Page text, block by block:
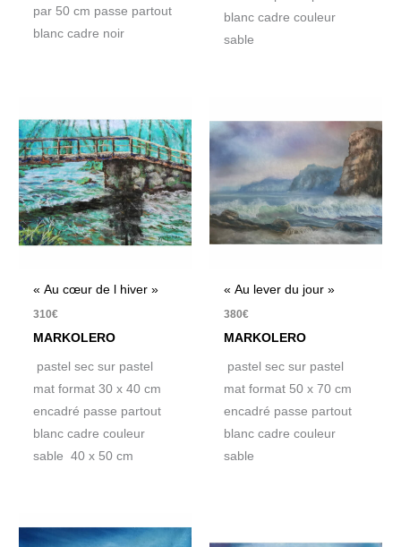
par 50 cm passe partout
blanc cadre noir
blanc cadre couleur
sable
« Au cœur de l hiver »
310€
MARKOLERO
pastel sec sur pastel
mat format 30 x 40 cm
encadré passe partout
blanc cadre couleur
sable 40 x 50 cm
« Au lever du jour »
380€
MARKOLERO
pastel sec sur pastel
mat format 50 x 70 cm
encadré passe partout
blanc cadre couleur
sable